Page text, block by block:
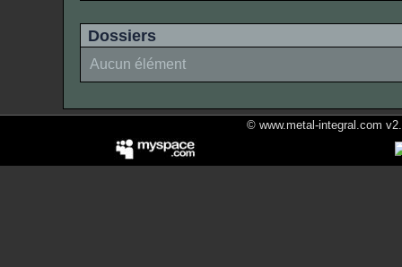
Dossiers
Aucun élément
© www.metal-integral.com